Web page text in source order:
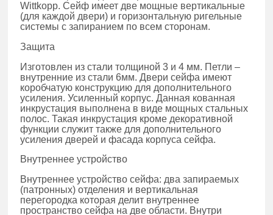
Wittkopp. Сейф имеет две мощные вертикальные
(для каждой двери) и горизонтальную ригельные
системы с запиранием по всем сторонам.
Защита
Изготовлен из стали толщиной 3 и 4 мм. Петли –
внутренние из стали 6мм. Двери сейфа имеют
коробчатую конструкцию для дополнительного
усиления. Усиленный корпус. Данная кованная
инкрустация выполнена в виде мощных стальных
полос. Такая инкрустация кроме декоративной
функции служит также для дополнительного
усиления дверей и фасада корпуса сейфа.
Внутреннее устройство
Внутреннее устройство сейфа: два запираемых
(патронных) отделения и вертикальная
перегородка которая делит внутреннее
пространство сейфа на две области. Внутри